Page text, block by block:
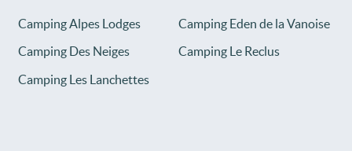
Camping Alpes Lodges
Camping Eden de la Vanoise
Camping Des Neiges
Camping Le Reclus
Camping Les Lanchettes